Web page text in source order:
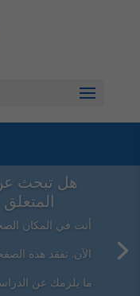
هل تبحث
الآن. تفقد هذه
ما يلزمك عن